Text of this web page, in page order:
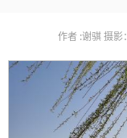
作者 :谢骐摄影：